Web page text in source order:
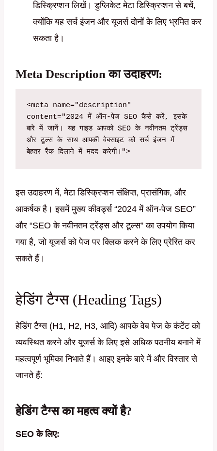
डिस्क्रिप्शन लिखें। डुप्लिकेट मेटा डिस्क्रिप्शन से बचें,
क्योंकि यह सर्च इंजन और यूजर्स दोनों के लिए भ्रमित कर
सकता है।
Meta Description का उदाहरण:
<meta name="description"
content="2024 में ऑन-पेज SEO कैसे करें, इसके
बारे में जानें। यह गाइड आपको SEO के नवीनतम ट्रेंड्स
और टूल्स के साथ आपकी वेबसाइट को सर्च इंजन में
बेहतर रैंक दिलाने में मदद करेगी।">
इस उदाहरण में, मेटा डिस्क्रिप्शन संक्षिप्त, प्रासंगिक, और
आकर्षक है। इसमें मुख्य कीवर्ड्स “2024 में ऑन-पेज SEO”
और “SEO के नवीनतम ट्रेंड्स और टूल्स” का उपयोग किया
गया है, जो यूजर्स को पेज पर क्लिक करने के लिए प्रेरित कर
सकते हैं।
हेडिंग टैग्स (Heading Tags)
हेडिंग टैग्स (H1, H2, H3, आदि) आपके वेब पेज के कंटेंट को
व्यवस्थित करने और यूजर्स के लिए इसे अधिक पठनीय बनाने में
महत्वपूर्ण भूमिका निभाते हैं। आइए इनके बारे में और विस्तार से
जानते हैं:
हेडिंग टैग्स का महत्व क्यों है?
SEO के लिए: